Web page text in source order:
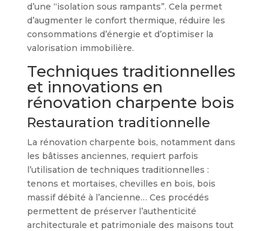
d’une “isolation sous rampants”. Cela permet
d’augmenter le confort thermique, réduire les
consommations d’énergie et d’optimiser la
valorisation immobilière.
Techniques traditionnelles
et innovations en
rénovation charpente bois
Restauration traditionnelle
La rénovation charpente bois, notamment dans
les bâtisses anciennes, requiert parfois
l’utilisation de techniques traditionnelles :
tenons et mortaises, chevilles en bois, bois
massif débité à l’ancienne… Ces procédés
permettent de préserver l’authenticité
architecturale et patrimoniale des maisons tout